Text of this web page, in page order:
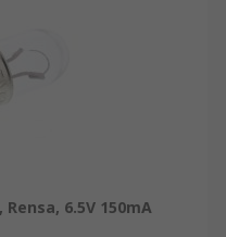
6.5V 150mA